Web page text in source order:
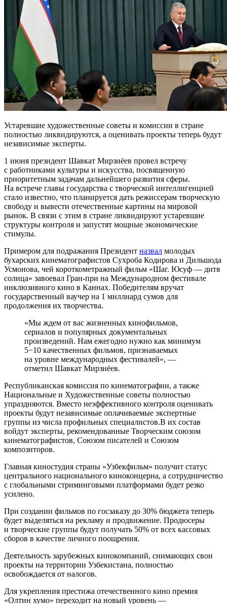
Устаревшие художественные советы и комиссии в стране
полностью ликвидируются, а оценивать проекты теперь будут
независимые эксперты.
1 июня президент Шавкат Мирзиёев провел встречу
с работниками культуры и искусства, посвященную
приоритетным задачам дальнейшего развития сферы.
На встрече главы государства с творческой интеллигенцией
стало известно, что планируется дать режиссерам творческую
свободу и вывести отечественные картины на мировой
рынок. В связи с этим в стране ликвидируют устаревшие
структуры контроля и запустят мощные экономические
стимулы.
Примером для подражания Президент назвал молодых
бухарских кинематографистов Сухроба Кодирова и Дильшода
Усмонова, чей короткометражный фильм «Шаг. Юсуф — дитя
солнца» завоевал Гран-при на Международном фестивале
инклюзивного кино в Каннах. Победителям вручат
государственный ваучер на 1 миллиард сумов для
продолжения их творчества.
«Мы ждем от вас жизненных кинофильмов,
сериалов и популярных документальных
произведений. Нам ежегодно нужно как минимум
5−10 качественных фильмов, признаваемых
на уровне международных фестивалей», —
отметил Шавкат Мирзиёев.
Республиканская комиссия по кинематографии, а также
Национальные и Художественные советы полностью
упраздняются. Вместо неэффективного контроля оценивать
проекты будут независимые оплачиваемые экспертные
группы из числа профильных специалистов.В их состав
войдут эксперты, рекомендованные Творческим союзом
кинематографистов, Союзом писателей и Союзом
композиторов.
Главная киностудия страны «Узбекфильм» получит статус
центрального национального киноконцерна, а сотрудничество
с глобальными стриминговыми платформами будет резко
усилено.
При создании фильмов по госзаказу до 30% бюджета теперь
будет выделяться на рекламу и продвижение. Продюсеры
и творческие группы будут получать 50% от всех кассовых
сборов в качестве личного поощрения.
Деятельность зарубежных кинокомпаний, снимающих свои
проекты на территории Узбекистана, полностью
освобождается от налогов.
Для укрепления престижа отечественного кино премия
«Олтин хумо» переходит на новый уровень —